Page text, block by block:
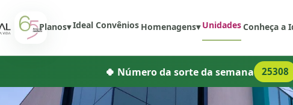
InícioPlanos▾Ideal Convênios Homenagens▾ UnidadesConheça a
🍀 Número da sorte da semana 25308